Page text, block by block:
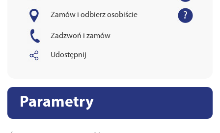
Zamów i odbierz osobiście
Zadzwoń i zamów
Udostępnij
Parametry